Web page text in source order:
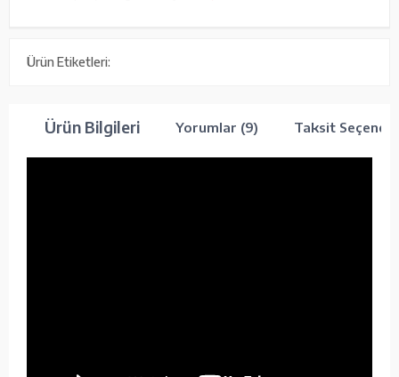
Ürün Etiketleri:
Ürün Bilgileri Yorumlar (9) Taksit